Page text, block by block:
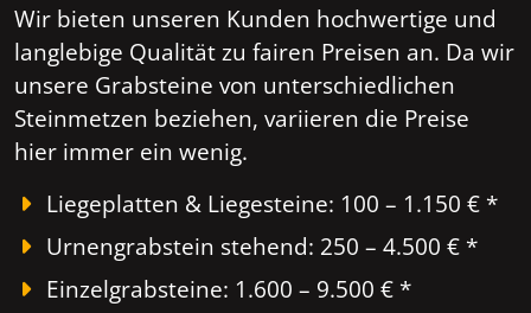
Wir bieten unseren Kunden hochwertige und
langlebige Qualität zu fairen Preisen an. Da wir
unsere Grabsteine von unterschiedlichen
Steinmetzen beziehen, variieren die Preise
hier immer ein wenig.
Liegeplatten & Liegesteine: 100 – 1.150 € *
Urnengrabstein stehend: 250 – 4.500 € *
Einzelgrabsteine: 1.600 – 9.500 € *